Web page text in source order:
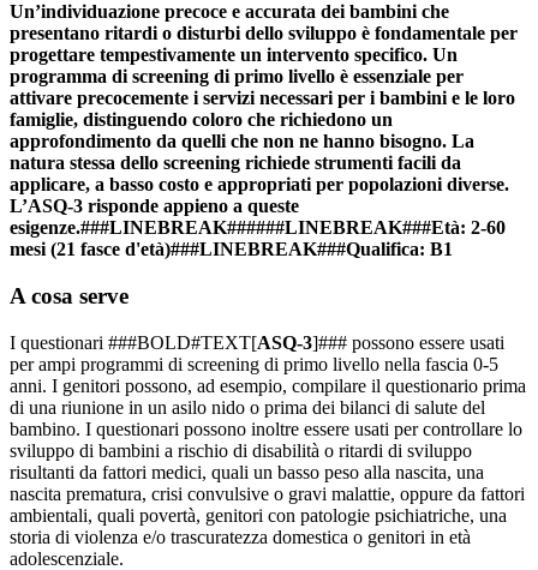
Un’individuazione precoce e accurata dei bambini che
presentano ritardi o disturbi dello sviluppo è fondamentale per
progettare tempestivamente un intervento specifico. Un
programma di screening di primo livello è essenziale per
attivare precocemente i servizi necessari per i bambini e le loro
famiglie, distinguendo coloro che richiedono un
approfondimento da quelli che non ne hanno bisogno. La
natura stessa dello screening richiede strumenti facili da
applicare, a basso costo e appropriati per popolazioni diverse.
L’ASQ-3 risponde appieno a queste
esigenze.###LINEBREAK######LINEBREAK###Età: 2-60
mesi (21 fasce d'età)###LINEBREAK###Qualifica: B1
A cosa serve
I questionari ###BOLD#TEXT[ASQ-3]### possono essere usati
per ampi programmi di screening di primo livello nella fascia 0-5
anni. I genitori possono, ad esempio, compilare il questionario prima
di una riunione in un asilo nido o prima dei bilanci di salute del
bambino. I questionari possono inoltre essere usati per controllare lo
sviluppo di bambini a rischio di disabilità o ritardi di sviluppo
risultanti da fattori medici, quali un basso peso alla nascita, una
nascita prematura, crisi convulsive o gravi malattie, oppure da fattori
ambientali, quali povertà, genitori con patologie psichiatriche, una
storia di violenza e/o trascuratezza domestica o genitori in età
adolescenziale.